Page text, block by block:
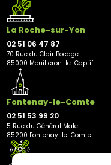
La Roche-sur-Yon
02 51 06 47 87
70 Rue du Clair Bocage
85000 Mouilleron-le-Captif
Fontenay-le-Comte
02 51 53 99 20
5 Rue du Général Malet
85200 Fontenay-le-Comte